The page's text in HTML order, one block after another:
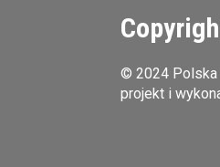
© 2024 Polska
projekt i